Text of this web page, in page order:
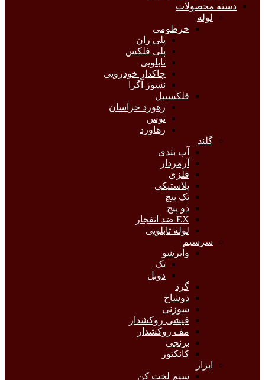
دسته محصولات
لوله
خرطومی
پلی ران
پلی فلکس
تابلویی
چاکدار خودرویی
نسوز آگرا
فلکسیبل
رهورد خراسان
توس
رهاورد
گلند
آب بندی
آرمردار
فلزی
پلاستیکی
تک پیچ
دو پیچ
EX ضد انفجار
لوله تابلویی
سرسیم
وایرشو
تک
دوبل
گرد
دوشاخ
سوزنی
فیشی روکشدار
مف روکشدار
برنجی
کانکتور
ابزار
سیم لخت کن